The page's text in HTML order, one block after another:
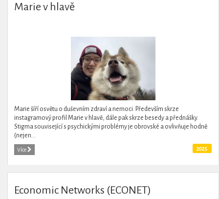
Marie v hlavě
Marie šíří osvětu o duševním zdraví a nemoci. Především skrze
instagramový profil Marie v hlavě, dále pak skrze besedy a přednášky.
Stigma související s psychickými problémy je obrovské a ovlivňuje hodně
(nejen...
Více 2025
Economic Networks (ECONET)